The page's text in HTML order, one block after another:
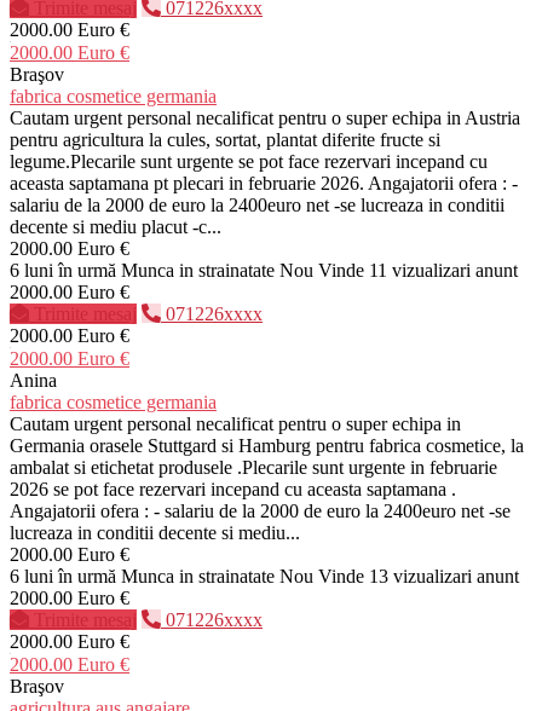
Trimite mesaj
071226xxxx
2000.00 Euro €
2000.00 Euro €
Braşov
fabrica cosmetice germania
Cautam urgent personal necalificat pentru o super echipa in Austria
pentru agricultura la cules, sortat, plantat diferite fructe si
legume.Plecarile sunt urgente se pot face rezervari incepand cu
aceasta saptamana pt plecari in februarie 2026. Angajatorii ofera : -
salariu de la 2000 de euro la 2400euro net -se lucreaza in conditii
decente si mediu placut -c...
2000.00 Euro €
6 luni în urmă Munca in strainatate Nou Vinde 11 vizualizari anunt
2000.00 Euro €
Trimite mesaj
071226xxxx
2000.00 Euro €
2000.00 Euro €
Anina
fabrica cosmetice germania
Cautam urgent personal necalificat pentru o super echipa in
Germania orasele Stuttgard si Hamburg pentru fabrica cosmetice, la
ambalat si etichetat produsele .Plecarile sunt urgente in februarie
2026 se pot face rezervari incepand cu aceasta saptamana .
Angajatorii ofera : - salariu de la 2000 de euro la 2400euro net -se
lucreaza in conditii decente si mediu...
2000.00 Euro €
6 luni în urmă Munca in strainatate Nou Vinde 13 vizualizari anunt
2000.00 Euro €
Trimite mesaj
071226xxxx
2000.00 Euro €
2000.00 Euro €
Braşov